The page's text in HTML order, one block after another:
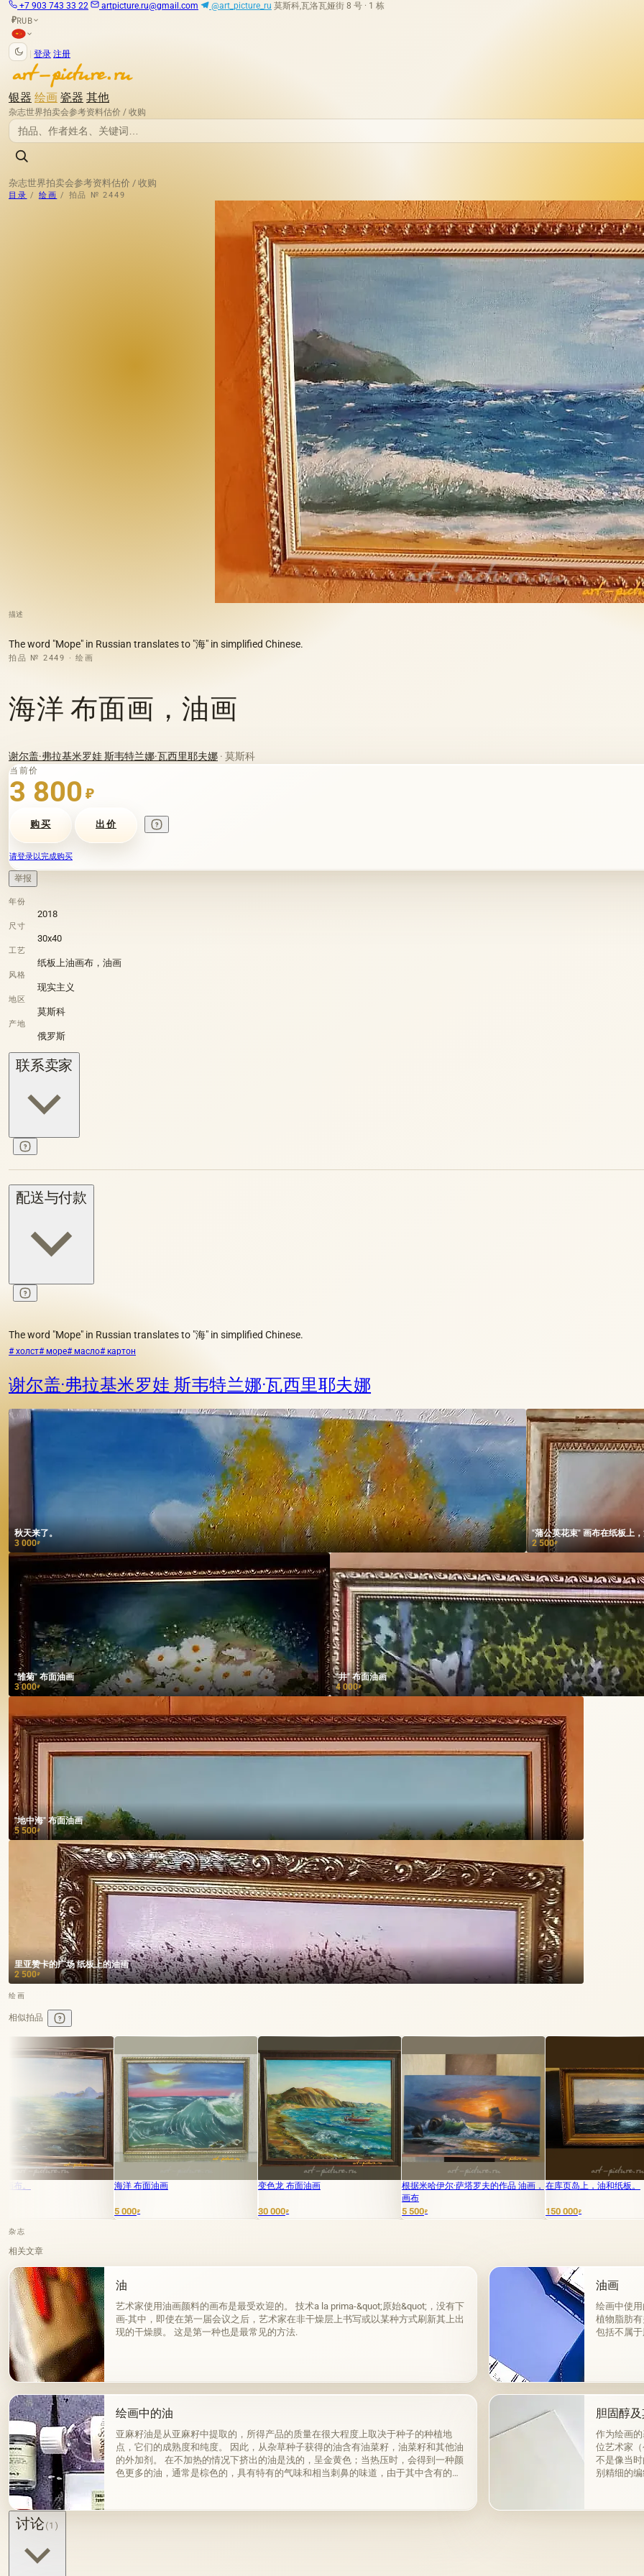
+7 903 743 33 22 artpicture.ru@gmail.com @art_picture_ru 莫斯科,瓦洛瓦娅街 8 号 · 1 栋
₽RUB
登录 注册
银器 绘画 瓷器 其他
杂志世界拍卖会参考资料估价 / 收购
杂志世界拍卖会参考资料估价 / 收购
目录 / 绘画 / 拍品 № 2449
描述
The word "Море" in Russian translates to "海" in simplified Chinese.
拍品 № 2449 · 绘画
海洋 布面画，油画
谢尔盖·弗拉基米罗娃 斯韦特兰娜·瓦西里耶夫娜 · 莫斯科
当前价
3 800 ₽
购买 出价
请登录以完成购买
举报
年份
2018
尺寸
30х40
工艺
纸板上油画布，油画
风格
现实主义
地区
莫斯科
产地
俄罗斯
联系卖家
配送与付款
The word "Море" in Russian translates to "海" in simplified Chinese.
# холст# море# масло# картон
谢尔盖·弗拉基米罗娃 斯韦特兰娜·瓦西里耶夫娜
秋天来了。
3 000₽
"蒲公英花束" 画布在纸板上
2 500₽
"雏菊" 布面油画
3 000₽
"井" 布面油画
4 000₽
"地中海" 布面油画
5 500₽
里亚赞卡的广场 纸板上的油画
2 500₽
绘画
相似拍品
根据米哈伊尔·萨塔罗夫的作品 油画，在库页岛上，油和纸板。 海洋。
杂志
相关文章
油
艺术家使用油画颜料的画布是最受欢迎的。 技术a la prima-&quot;原始&quot;，没有下
画-其中，即使在第一届会议之后，艺术家在非干燥层上书写或以某种方式刷新其上出
现的干燥膜。 这是第一种也是最常见的方法.
油画
绘画中使
植物脂肪
包括不属
绘画中的油
亚麻籽油是从亚麻籽中提取的，所得产品的质量在很大程度上取决于种子的种植地
点，它们的成熟度和纯度。 因此，从杂草种子获得的油含有油菜籽，油菜籽和其他油
的外加剂。 在不加热的情况下挤出的油是浅的，呈金黄色；当热压时，会得到一种颜
色更多的油，通常是棕色的，具有特有的气味和相当刺鼻的味道，由于其中含有的外
胆固醇
作为绘画
位艺术家
不是像当
别精细的
讨论(1)